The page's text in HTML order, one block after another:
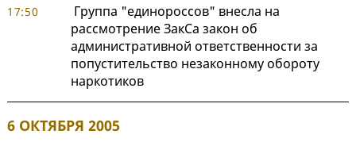
17:50
Группа "единороссов" внесла на
рассмотрение ЗакСа закон об
административной ответственности за
попустительство незаконному обороту
наркотиков
6 ОКТЯБРЯ 2005